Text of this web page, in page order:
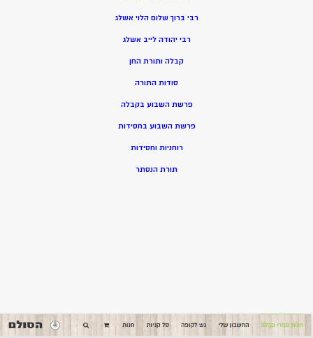
רבי ברוך שלום הלוי אשלג
רבי יהודה לייב אשלג
קבלה ותורת החן
סודות התורה
פרשת השבוע בקבלה
פרשת השבוע בחסידות
רוחניות וחסידות
תורת הנסתר